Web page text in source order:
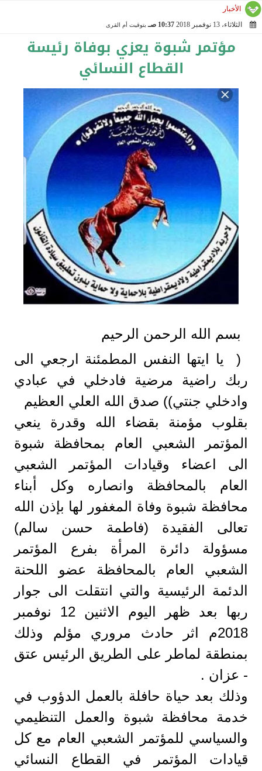
الأخبار
الثلاثاء، 13 نوفمبر 2018
10:37 صـ بتوقيت أم القرى
مؤتمر شبوة يعزي بوفاة رئيسة
القطاع النسائي
بسم الله الرحمن الرحيم
( يا ايتها النفس المطمئنة ارجعي الى
ربك راضية مرضية فادخلي في عبادي
وادخلي جنتي)) صدق الله العلي العظيم
بقلوب مؤمنة بقضاء الله وقدرة ينعي
المؤتمر الشعبي العام بمحافظة شبوة
الى اعضاء وقيادات المؤتمر الشعبي
العام بالمحافظة وانصاره وكل أبناء
محافظة شبوة وفاة المغفور لها بإذن الله
تعالى الفقيدة (فاطمة حسن سالم)
مسؤولة دائرة المرأة بفرع المؤتمر
الشعبي العام بالمحافظة عضو اللحنة
الدئمة الرئيسية والتي انتقلت الى جوار
ربها بعد ظهر اليوم الاثنين 12 نوفمبر
2018م اثر حادث مروري مؤلم وذلك
بمنطقة لماطر على الطريق الرئيس عتق
- عزان .
وذلك بعد حياة حافلة بالعمل الدؤوب في
خدمة محافظة شبوة والعمل التنظيمي
والسياسي للمؤتمر الشعبي العام مع كل
قيادات المؤتمر في القطاع النسائي